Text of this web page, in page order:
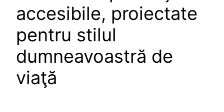
accesibile, proiectate
pentru stilul
dumneavoastră de
viaţă